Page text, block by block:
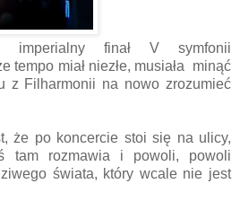
imperialny finał V symfonii
tempo miał niezłe, musiała minąć
z Filharmonii na nowo zrozumieć
że po koncercie stoi się na ulicy,
tam rozmawia i powoli, powoli
świata, który wcale nie jest